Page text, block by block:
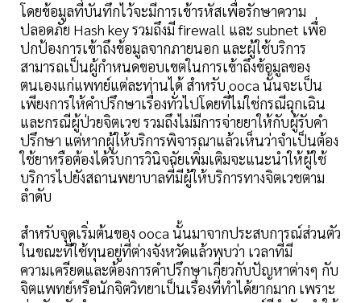
โดยข้อมูลที่บันทึกไว้จะมีการเข้ารหัสเพื่อรักษาความ
ปลอดภัย Hash key รวมถึงมี firewall และ subnet เพื่อ
ปกป้องการเข้าถึงข้อมูลจากภายนอก และผู้ใช้บริการ
สามารถเป็นผู้กำหนดขอบเขตในการเข้าถึงข้อมูลของ
ตนเองแก่แพทย์แต่ละท่านได้ สำหรับ ooca นั้นจะเป็น
เพียงการให้คำปรึกษาเรื่องทั่วไปโดยที่ไม่ใช่กรณีฉุกเฉิน
และกรณีผู้ป่วยจิตเวช รวมถึงไม่มีการจ่ายยาให้กับผู้รับคำ
ปรึกษา แต่หากผู้ให้บริการพิจารณาแล้วเห็นว่าจำเป็นต้อง
ใช้ยาหรือต้องได้รับการวินิจฉัยเพิ่มเติมจะแนะนำให้ผู้ใช้
บริการไปยังสถานพยาบาลที่มีผู้ให้บริการทางจิตเวชตาม
ลำดับ
สำหรับจุดเริ่มต้นของ ooca นั้นมาจากประสบการณ์ส่วนตัว
ในขณะที่ใช้ทุนอยู่ที่ต่างจังหวัดแล้วพบว่า เวลาที่มี
ความเครียดและต้องการคำปรึกษาเกี่ยวกับปัญหาต่างๆ กับ
จิตแพทย์หรือนักจิตวิทยาเป็นเรื่องที่ทำได้ยากมาก เพราะ